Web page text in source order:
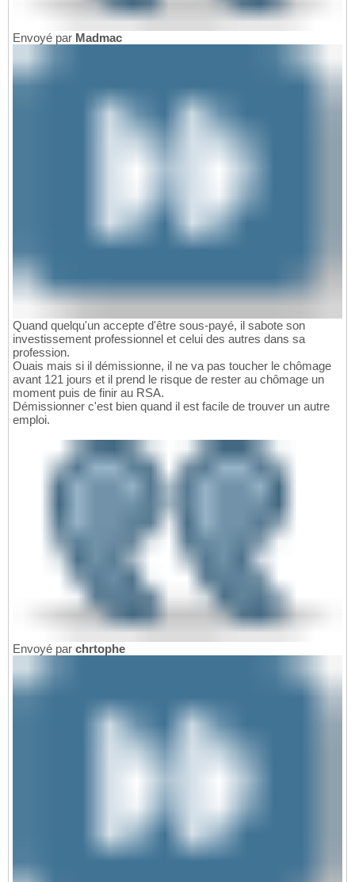
Envoyé par Madmac
Quand quelqu'un accepte d'être sous-payé, il sabote son
investissement professionnel et celui des autres dans sa
profession.
Ouais mais si il démissionne, il ne va pas toucher le chômage
avant 121 jours et il prend le risque de rester au chômage un
moment puis de finir au RSA.
Démissionner c'est bien quand il est facile de trouver un autre
emploi.
Envoyé par chrtophe